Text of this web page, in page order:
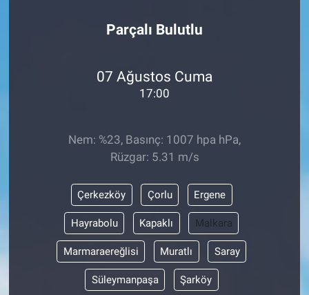
Parçalı Bulutlu
07 Ağustos Cuma
17:00
Nem: %23, Basınç: 1007 hpa hPa,
Rüzgar: 5.31 m/s
Çerkezköy Çorlu Ergene
Hayrabolu Kapaklı Malkara
Marmaraereğlisi Muratlı Saray
Süleymanpaşa Şarköy